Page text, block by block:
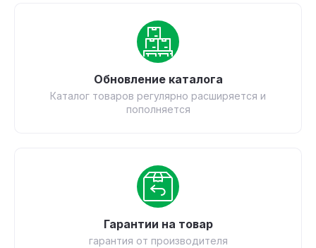
Обновление каталога
Каталог товаров регулярно расширяется и
пополняется
Гарантии на товар
гарантия от производителя